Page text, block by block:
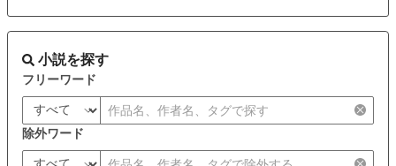
小説を探す
フリーワード
除外ワード